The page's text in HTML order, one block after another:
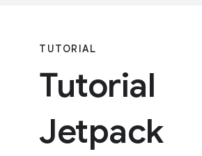
TUTORIAL
Tutorial
Jetpack